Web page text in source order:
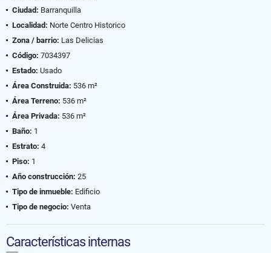
Ciudad: Barranquilla
Localidad: Norte Centro Historico
Zona / barrio: Las Delicias
Código: 7034397
Estado: Usado
Área Construida: 536 m²
Área Terreno: 536 m²
Área Privada: 536 m²
Baño: 1
Estrato: 4
Piso: 1
Año construcción: 25
Tipo de inmueble: Edificio
Tipo de negocio: Venta
Características internas